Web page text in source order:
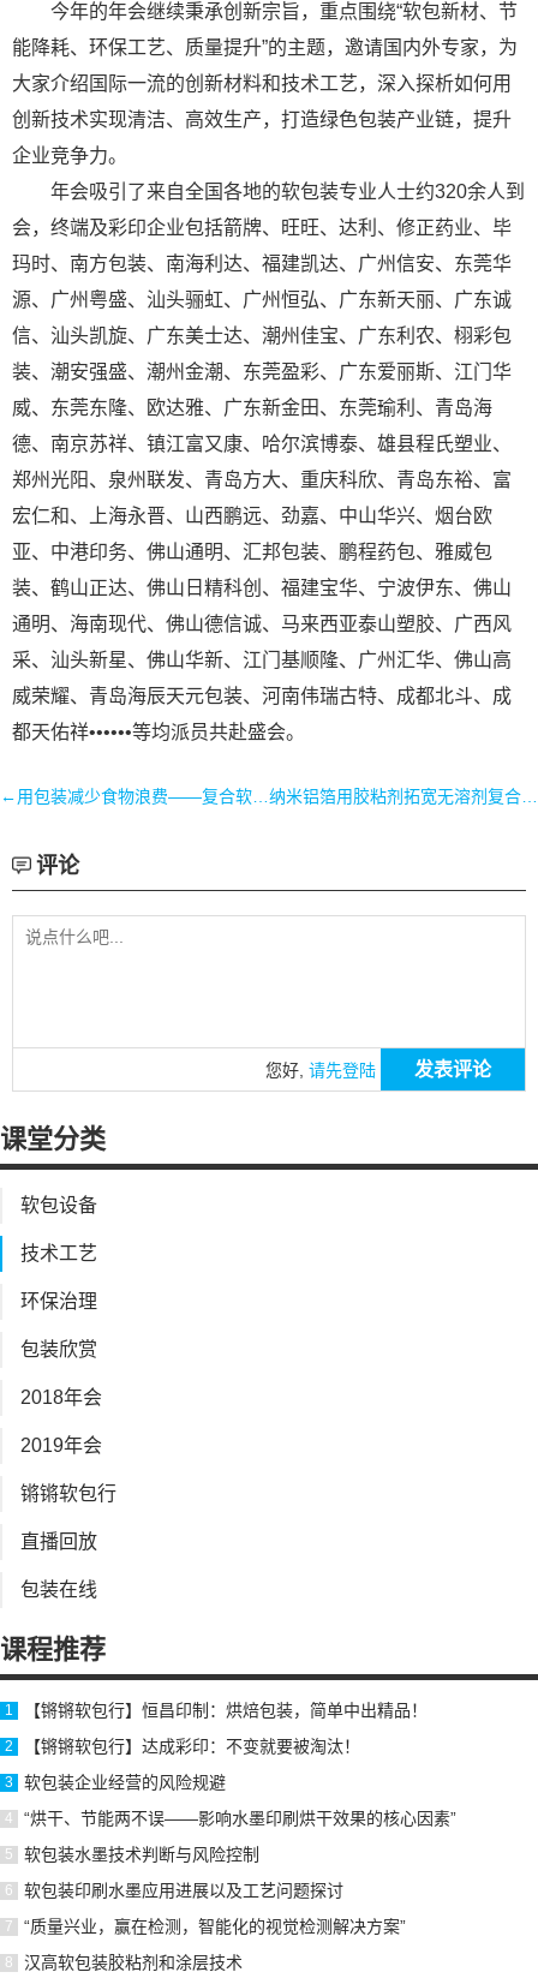
今年的年会继续秉承创新宗旨，重点围绕“软包新材、节
能降耗、环保工艺、质量提升”的主题，邀请国内外专家，为
大家介绍国际一流的创新材料和技术工艺，深入探析如何用
创新技术实现清洁、高效生产，打造绿色包装产业链，提升
企业竞争力。
年会吸引了来自全国各地的软包装专业人士约320余人到
会，终端及彩印企业包括箭牌、旺旺、达利、修正药业、毕
玛时、南方包装、南海利达、福建凯达、广州信安、东莞华
源、广州粤盛、汕头骊虹、广州恒弘、广东新天丽、广东诚
信、汕头凯旋、广东美士达、潮州佳宝、广东利农、栩彩包
装、潮安强盛、潮州金潮、东莞盈彩、广东爱丽斯、江门华
威、东莞东隆、欧达雅、广东新金田、东莞瑜利、青岛海
德、南京苏祥、镇江富又康、哈尔滨博泰、雄县程氏塑业、
郑州光阳、泉州联发、青岛方大、重庆科欣、青岛东裕、富
宏仁和、上海永晋、山西鹏远、劲嘉、中山华兴、烟台欧
亚、中港印务、佛山通明、汇邦包装、鹏程药包、雅威包
装、鹤山正达、佛山日精科创、福建宝华、宁波伊东、佛山
通明、海南现代、佛山德信诚、马来西亚泰山塑胶、广西风
采、汕头新星、佛山华新、江门基顺隆、广州汇华、佛山高
威荣耀、青岛海辰天元包装、河南伟瑞古特、成都北斗、成
都天佑祥••••••等均派员共赴盛会。
←用包装减少食物浪费——复合软包装中博禄公司的创新 纳米铝箔用胶粘剂拓宽无溶剂复合应用领域→
评论
您好, 请先登陆 发表评论
课堂分类
软包设备
技术工艺
环保治理
包装欣赏
2018年会
2019年会
锵锵软包行
直播回放
包装在线
课程推荐
【锵锵软包行】恒昌印制：烘焙包装，简单中出精品！
【锵锵软包行】达成彩印：不变就要被淘汰！
软包装企业经营的风险规避
“烘干、节能两不误——影响水墨印刷烘干效果的核心因素”
软包装水墨技术判断与风险控制
软包装印刷水墨应用进展以及工艺问题探讨
“质量兴业，赢在检测，智能化的视觉检测解决方案”
汉高软包装胶粘剂和涂层技术